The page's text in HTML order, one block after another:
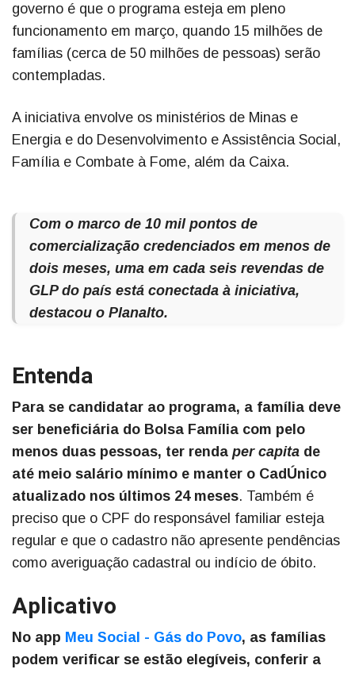
governo é que o programa esteja em pleno
funcionamento em março, quando 15 milhões de
famílias (cerca de 50 milhões de pessoas) serão
contempladas.
A iniciativa envolve os ministérios de Minas e
Energia e do Desenvolvimento e Assistência Social,
Família e Combate à Fome, além da Caixa.
Com o marco de 10 mil pontos de
comercialização credenciados em menos de
dois meses, uma em cada seis revendas de
GLP do país está conectada à iniciativa,
destacou o Planalto.
Entenda
Para se candidatar ao programa, a família deve
ser beneficiária do Bolsa Família com pelo
menos duas pessoas, ter renda per capita de
até meio salário mínimo e manter o CadÚnico
atualizado nos últimos 24 meses. Também é
preciso que o CPF do responsável familiar esteja
regular e que o cadastro não apresente pendências
como averiguação cadastral ou indício de óbito.
Aplicativo
No app Meu Social - Gás do Povo, as famílias
podem verificar se estão elegíveis, conferir a